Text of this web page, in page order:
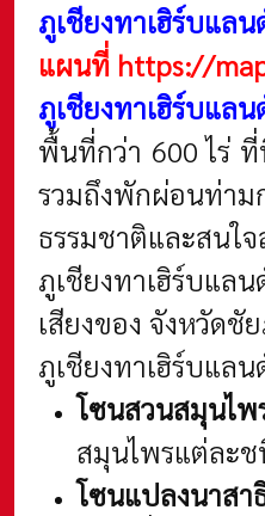
ภูเชียงทาเฮิร์บแล
แผนที่ https://
ภูเชียงทาเฮิร์บแลน
พื้นที่กว่า 600 ไร่
รวมถึงพักผ่อนท่าม
ธรรมชาติและสนใ
ภูเชียงทาเฮิร์บแล
เสียงของ จังหวัดชั
ภูเชียงทาเฮิร์บแล
โซนสวนสมุนไพ
สมุนไพรแต่ละช
โซนแปลงนาสา